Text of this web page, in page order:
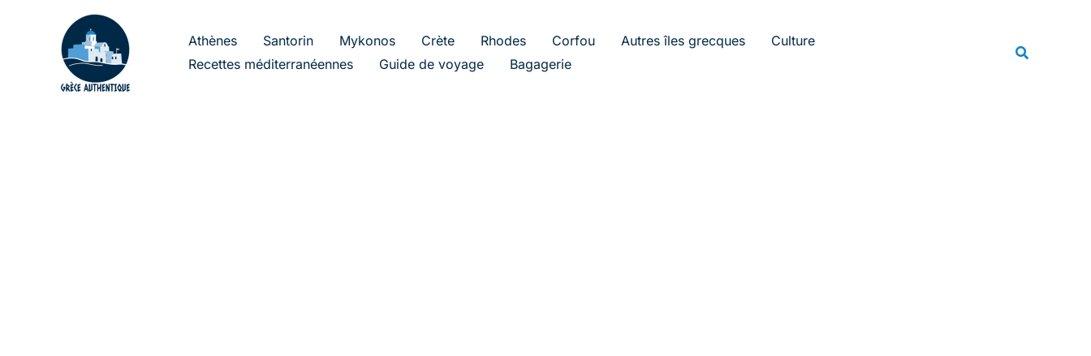
Athènes Santorin Mykonos Crète Rhodes Corfou Autres îles grecques
Culture
Recettes méditerranéennes
Guide de voyage Bagagerie